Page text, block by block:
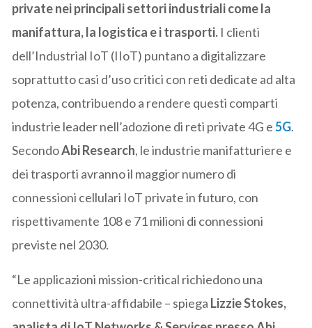
private nei principali settori industriali come la
manifattura, la logistica e i trasporti. I clienti
dell’Industrial IoT (IIoT) puntano a digitalizzare
soprattutto casi d’uso critici con reti dedicate ad alta
potenza, contribuendo a rendere questi comparti
industrie leader nell’adozione di reti private 4G e5G.
SecondoAbi Research, le industrie manifatturiere e
dei trasporti avranno il maggior numero di
connessioni cellulari IoT private in futuro, con
rispettivamente 108 e 71 milioni di connessioni
previste nel 2030.
“Le applicazioni mission-critical richiedono una
connettività ultra-affidabile – spiega Lizzie Stokes,